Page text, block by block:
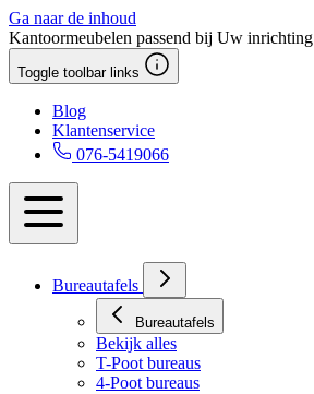
Ga naar de inhoud
Kantoormeubelen passend bij Uw inrichting
Toggle toolbar links
Blog
Klantenservice
076-5419066
Bureautafels
Bureautafels
Bekijk alles
T-Poot bureaus
4-Poot bureaus